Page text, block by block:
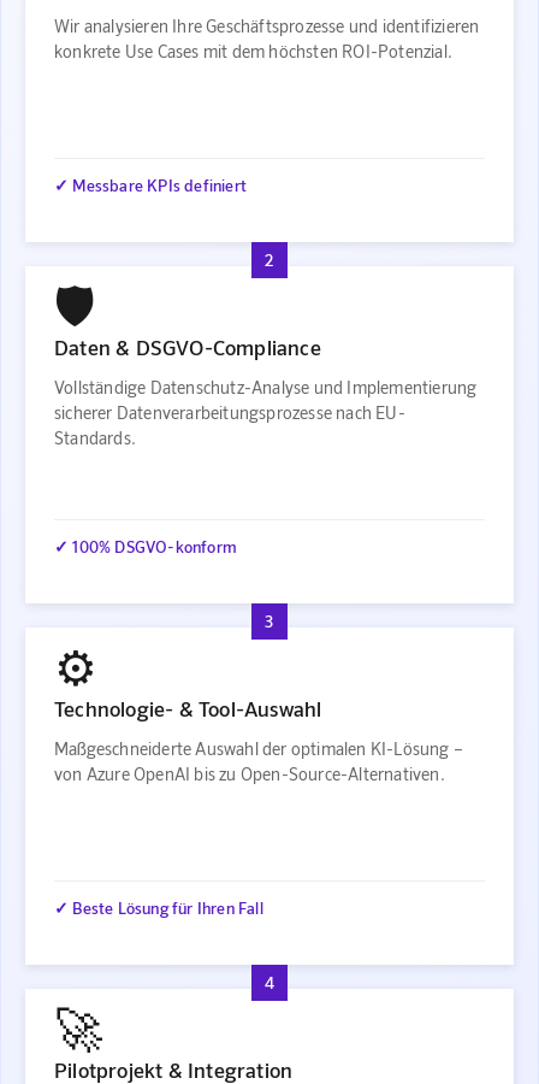
Wir analysieren Ihre Geschäftsprozesse und identifizieren
konkrete Use Cases mit dem höchsten ROI-Potenzial.
✓ Messbare KPIs definiert
2
🛡️
Daten & DSGVO-Compliance
Vollständige Datenschutz-Analyse und Implementierung
sicherer Datenverarbeitungsprozesse nach EU-
Standards.
✓ 100% DSGVO-konform
3
⚙️
Technologie- & Tool-Auswahl
Maßgeschneiderte Auswahl der optimalen KI-Lösung –
von Azure OpenAI bis zu Open-Source-Alternativen.
✓ Beste Lösung für Ihren Fall
4
🚀
Pilotprojekt & Integration